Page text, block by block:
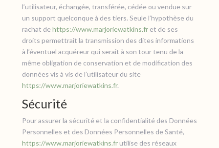
l’utilisateur, échangée, transférée, cédée ou vendue sur
un support quelconque à des tiers. Seule l’hypothèse du
rachat de https://www.marjoriewatkins.fret de ses
droits permettrait la transmission des dites informations
à l’éventuel acquéreur qui serait à son tour tenu de la
même obligation de conservation et de modification des
données vis à vis de l’utilisateur du site
https://www.marjoriewatkins.fr.
Sécurité
Pour assurer la sécurité et la confidentialité des Données
Personnelles et des Données Personnelles de Santé,
https://www.marjoriewatkins.frutilise des réseaux